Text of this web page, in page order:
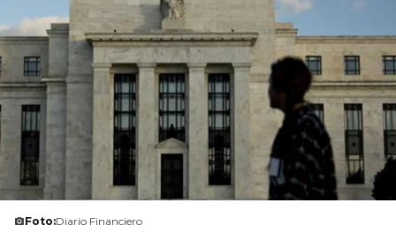
Foto:Diario Financiero